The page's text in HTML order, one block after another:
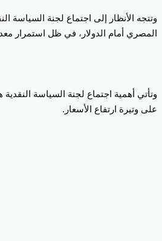
وتتجه الأنظار إلى اجتماع لجنة السياسة
المصري أمام الدولار، في ظل استمرار
على وتيرة ارتفاع الأسعار.